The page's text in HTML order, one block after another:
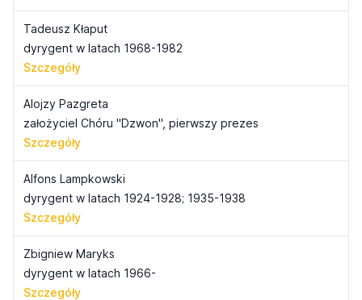
Tadeusz Kłaput
dyrygent w latach 1968-1982
Szczegóły
Alojzy Pazgreta
założyciel Chóru "Dzwon", pierwszy prezes
Szczegóły
Alfons Lampkowski
dyrygent w latach 1924-1928; 1935-1938
Szczegóły
Zbigniew Maryks
dyrygent w latach 1966-
Szczegóły